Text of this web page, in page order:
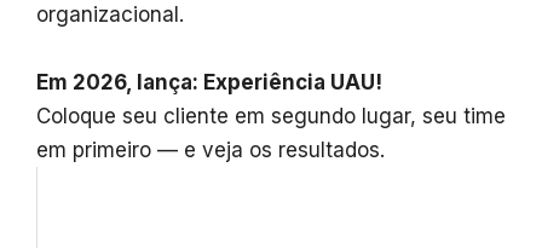
organizacional.
Em 2026, lança: Experiência UAU!
Coloque seu cliente em segundo lugar, seu time
em primeiro — e veja os resultados.